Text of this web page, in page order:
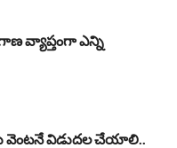
వ్యాప్తంగా ఎన్ని
వెంటనే విడుదల చేయాలి..